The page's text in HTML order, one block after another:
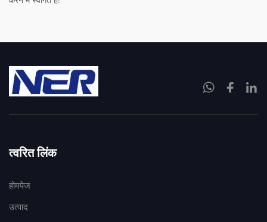
त्वरित लिंक
होमपेज
उत्पाद